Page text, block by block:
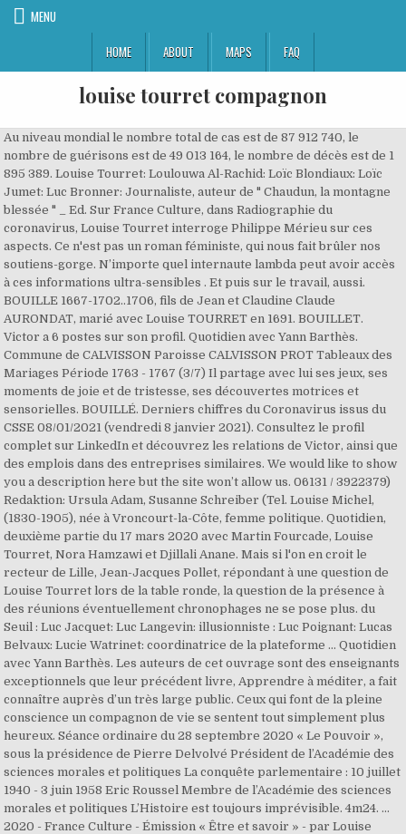
MENU
HOME
ABOUT MAPS FAQ
louise tourret compagnon
Au niveau mondial le nombre total de cas est de 87 912 740, le
nombre de guérisons est de 49 013 164, le nombre de décès est de 1
895 389. Louise Tourret: Loulouwa Al-Rachid: Loïc Blondiaux: Loïc
Jumet: Luc Bronner: Journaliste, auteur de " Chaudun, la montagne
blessée " _ Ed. Sur France Culture, dans Radiographie du
coronavirus, Louise Tourret interroge Philippe Mérieu sur ces
aspects. Ce n'est pas un roman féministe, qui nous fait brûler nos
soutiens-gorge. N’importe quel internaute lambda peut avoir accès
à ces informations ultra-sensibles . Et puis sur le travail, aussi.
BOUILLE 1667-1702..1706, fils de Jean et Claudine Claude
AURONDAT, marié avec Louise TOURRET en 1691. BOUILLET.
Victor a 6 postes sur son profil. Quotidien avec Yann Barthès.
Commune de CALVISSON Paroisse CALVISSON PROT Tableaux des
Mariages Période 1763 - 1767 (3/7) Il partage avec lui ses jeux, ses
moments de joie et de tristesse, ses découvertes motrices et
sensorielles. BOUILLÉ. Derniers chiffres du Coronavirus issus du
CSSE 08/01/2021 (vendredi 8 janvier 2021). Consultez le profil
complet sur LinkedIn et découvrez les relations de Victor, ainsi que
des emplois dans des entreprises similaires. We would like to show
you a description here but the site won’t allow us. 06131 / 3922379)
Redaktion: Ursula Adam, Susanne Schreiber (Tel. Louise Michel,
(1830-1905), née à Vroncourt-la-Côte, femme politique. Quotidien,
deuxième partie du 17 mars 2020 avec Martin Fourcade, Louise
Tourret, Nora Hamzawi et Djillali Anane. Mais si l'on en croit le
recteur de Lille, Jean-Jacques Pollet, répondant à une question de
Louise Tourret lors de la table ronde, la question de la présence à
des réunions éventuellement chronophages ne se pose plus. du
Seuil : Luc Jacquet: Luc Langevin: illusionniste : Luc Poignant: Lucas
Belvaux: Lucie Watrinet: coordinatrice de la plateforme … Quotidien
avec Yann Barthès. Les auteurs de cet ouvrage sont des enseignants
exceptionnels que leur précédent livre, Apprendre à méditer, a fait
connaître auprès d’un très large public. Ceux qui font de la pleine
conscience un compagnon de vie se sentent tout simplement plus
heureux. Séance ordinaire du 28 septembre 2020 « Le Pouvoir »,
sous la présidence de Pierre Delvolvé Président de l’Académie des
sciences morales et politiques La conquête parlementaire : 10 juillet
1940 - 3 juin 1958 Eric Roussel Membre de l’Académie des sciences
morales et politiques L’Histoire est toujours imprévisible. 4m24. ...
2020 - France Culture - Émission « Être et savoir » - par Louise